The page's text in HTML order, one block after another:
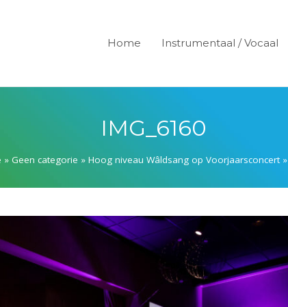
Home Instrumentaal / Vocaal
IMG_6160
» Geen categorie » Hoog niveau Wâldsang op Voorjaarsconcert»